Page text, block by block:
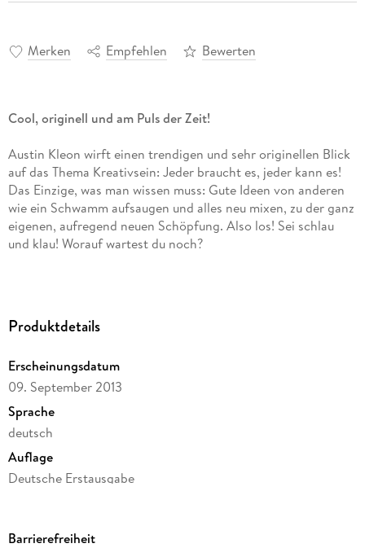
Merken Empfehlen Bewerten
Cool, originell und am Puls der Zeit!
Austin Kleon wirft einen trendigen und sehr originellen Blick
auf das Thema Kreativsein: Jeder braucht es, jeder kann es!
Das Einzige, was man wissen muss: Gute Ideen von anderen
wie ein Schwamm aufsaugen und alles neu mixen, zu der ganz
eigenen, aufregend neuen Schöpfung. Also los! Sei schlau
und klau! Worauf wartest du noch?
Produktdetails
Erscheinungsdatum
09. September 2013
Sprache
deutsch
Auflage
Deutsche Erstausgabe
Barrierefreiheit